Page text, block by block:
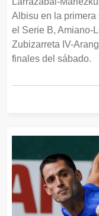
Albisu en la primera
el Serie B, Amiano-
Zubizarreta IV-
finales del sábado.